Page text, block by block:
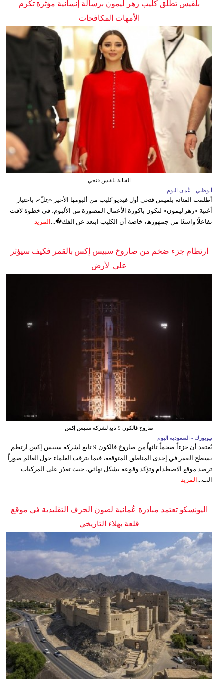
بلقيس تطلق كليب زهر ليمون برسالة إنسانية مؤثرة تكرم
الأمهات المكافحات
الفنانة بلقيس فتحي
أبوظبي - عُمان اليوم
أطلقت الفنانة بلقيس فتحي أول فيديو كليب من ألبومها الأخير «غِلّ»، باختيار
أغنية «زهر ليمون» لتكون باكورة الأعمال المصورة من الألبوم، في خطوة لاقت
تفاعلًا واسعًا من جمهورها، خاصة أن الكليب ابتعد عن الفك�...
المزيد
ارتطام جزء ضخم من صاروخ سبيس إكس بالقمر فكيف سيؤثر
على الأرض
صاروخ فالكون 9 تابع لشركة سبيس إكس
نيويورك - السعودية اليوم
يُعتقد أن جزءاً ضخماً تائهاً من صاروخ فالكون 9 تابع لشركة سبيس إكس ارتطم
بسطح القمر في إحدى المناطق المتوقعة، فيما يترقب العلماء حول العالم صوراً
ترصد موقع الاصطدام وتؤكد وقوعه بشكل نهائي، حيث تعذر على المركبات
الت... المزيد
اليونسكو تعتمد مبادرة عُمانية لصون الحرف التقليدية في موقع
قلعة بهلاء التاريخي